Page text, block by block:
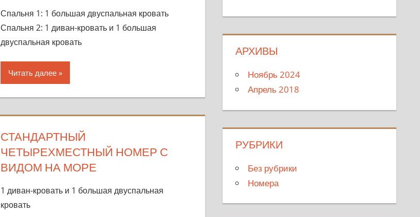
Спальня 1: 1 большая двуспальная кровать
Спальня 2: 1 диван-кровать и 1 большая
двуспальная кровать
Читать далее
СТАНДАРТНЫЙ
ЧЕТЫРЕХМЕСТНЫЙ НОМЕР С
ВИДОМ НА МОРЕ
1 диван-кровать и 1 большая двуспальная
кровать
АРХИВЫ
Ноябрь 2024
Апрель 2018
РУБРИКИ
Без рубрики
Номера